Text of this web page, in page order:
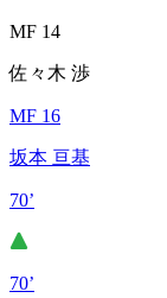
MF 14
佐々木 渉
MF 16
坂本 亘基
70’
70’